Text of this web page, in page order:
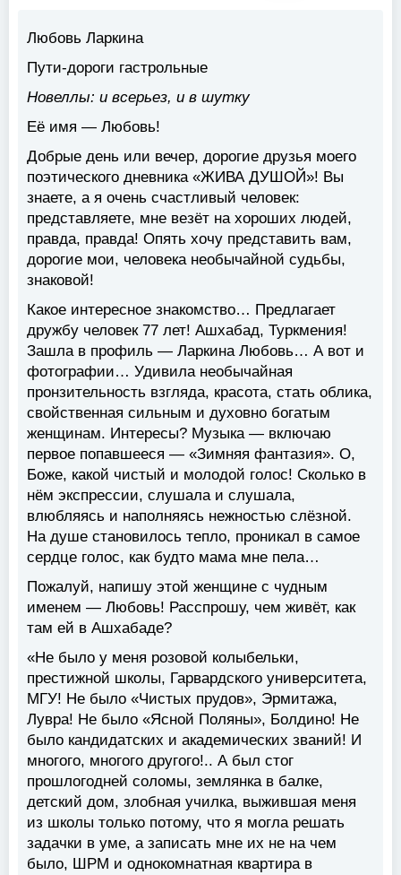
Любовь Ларкина
Пути-дороги гастрольные
Новеллы: и всерьез, и в шутку
Её имя — Любовь!
Добрые день или вечер, дорогие друзья моего
поэтического дневника «ЖИВА ДУШОЙ»! Вы
знаете, а я очень счастливый человек:
представляете, мне везёт на хороших людей,
правда, правда! Опять хочу представить вам,
дорогие мои, человека необычайной судьбы,
знаковой!
Какое интересное знакомство… Предлагает
дружбу человек 77 лет! Ашхабад, Туркмения!
Зашла в профиль — Ларкина Любовь… А вот и
фотографии… Удивила необычайная
пронзительность взгляда, красота, стать облика,
свойственная сильным и духовно богатым
женщинам. Интересы? Музыка — включаю
первое попавшееся — «Зимняя фантазия». О,
Боже, какой чистый и молодой голос! Сколько в
нём экспрессии, слушала и слушала,
влюбляясь и наполняясь нежностью слёзной.
На душе становилось тепло, проникал в самое
сердце голос, как будто мама мне пела…
Пожалуй, напишу этой женщине с чудным
именем — Любовь! Расспрошу, чем живёт, как
там ей в Ашхабаде?
«Не было у меня розовой колыбельки,
престижной школы, Гарвардского университета,
МГУ! Не было «Чистых прудов», Эрмитажа,
Лувра! Не было «Ясной Поляны», Болдино! Не
было кандидатских и академических званий! И
многого, многого другого!.. А был стог
прошлогодней соломы, землянка в балке,
детский дом, злобная училка, выжившая меня
из школы только потому, что я могла решать
задачки в уме, а записать мне их не на чем
было, ШРМ и однокомнатная квартира в